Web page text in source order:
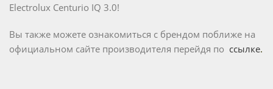
Electrolux Centurio IQ 3.0!
Вы также можете ознакомиться c брендом поближе на
официальном сайте производителя перейдя по ссылке.